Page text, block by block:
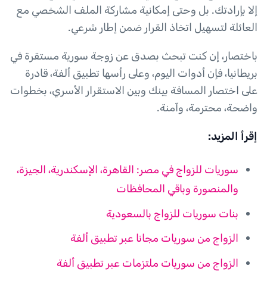
إلا بإرادتك. بل وحتى إمكانية مشاركة الملف الشخصي مع
العائلة لتسهيل اتخاذ القرار ضمن إطار شرعي.
باختصار، إن كنت تبحث بصدق عن زوجة سورية مستقرة في
بريطانيا، فإن أدوات اليوم، وعلى رأسها تطبيق ألفة، قادرة
على اختصار المسافة بينك وبين الاستقرار الأسري، بخطوات
واضحة، محترمة، وآمنة.
إقرأ المزيد:
سوريات للزواج في مصر: القاهرة، الإسكندرية، الجيزة،
والمنصورة وباقي المحافظات
بنات سوريات للزواج بالسعودية
الزواج من سوريات مجانا عبر تطبيق ألفة
الزواج من سوريات ملتزمات عبر تطبيق ألفة